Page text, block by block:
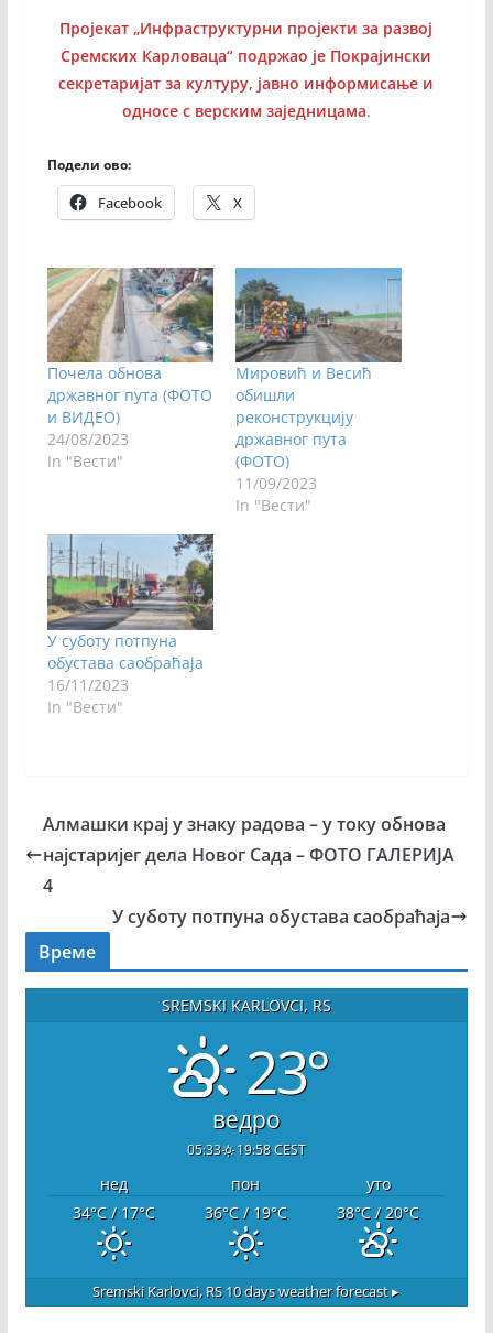
Пројекат „Инфраструктурни пројекти за развој
Сремских Карловаца“ подржао је Покрајински
секретаријат за културу, јавно информисање и
односе с верским заједницама.
Подели ово:
Facebook X
Почела обнова
државног пута (ФОТО
и ВИДЕО)
24/08/2023
In "Вести"
Мировић и Весић
обишли
реконструкцију
државног пута
(ФОТО)
11/09/2023
In "Вести"
У суботу потпуна
обустава саобраћаја
16/11/2023
In "Вести"
Алмашки крај у знаку радова – у току обнова
најстаријег дела Новог Сада – ФОТО ГАЛЕРИЈА
4
У суботу потпуна обустава саобраћаја
Време
SREMSKI KARLOVCI, RS
23°
ведро
05:33 19:58 CEST
нед пон
уто
34°C/ 17°C 36°C/ 19°C 38°C/ 20°C
Sremski Karlovci, RS10 days weather forecast ▸